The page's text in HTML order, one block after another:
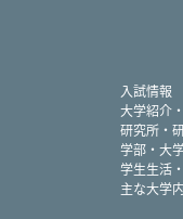
入試情報
大学紹介
研究所・
学部・大
学生生活
主な大学